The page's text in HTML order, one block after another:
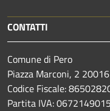
CONTATTI
Comune di Pero
Piazza Marconi, 2
Codice Fiscale:
Partita IVA: